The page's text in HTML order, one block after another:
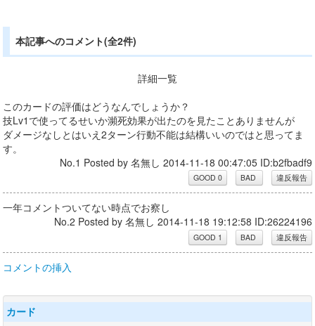
本記事へのコメント(全2件)
詳細一覧
このカードの評価はどうなんでしょうか？
技Lv1で使ってるせいか瀕死効果が出たのを見たことありませんが
ダメージなしとはいえ2ターン行動不能は結構いいのではと思ってま
す。
No.1 Posted by 名無し 2014-11-18 00:47:05 ID:b2fbadf9
一年コメントついてない時点でお察し
No.2 Posted by 名無し 2014-11-18 19:12:58 ID:26224196
コメントの挿入
カード